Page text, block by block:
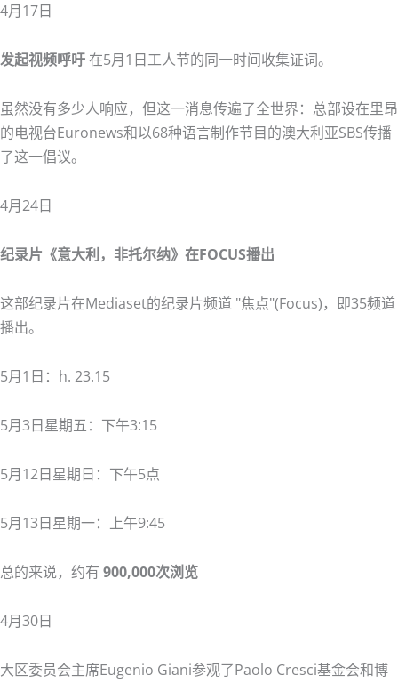
4月17日
发起视频呼吁在5月1日工人节的同一时间收集证词。
虽然没有多少人响应，但这一消息传遍了全世界：总部设在里昂
的电视台Euronews和以68种语言制作节目的澳大利亚SBS传播
了这一倡议。
4月24日
纪录片《意大利，非托尔纳》在FOCUS播出
这部纪录片在Mediaset的纪录片频道 "焦点"(Focus)，即35频道
播出。
5月1日：h. 23.15
5月3日星期五：下午3:15
5月12日星期日：下午5点
5月13日星期一：上午9:45
总的来说，约有 900,000次浏览
4月30日
大区委员会主席Eugenio Giani参观了Paolo Cresci基金会和博